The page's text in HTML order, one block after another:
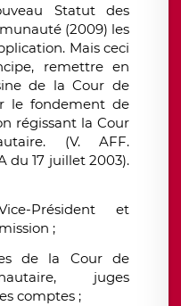
Statut des
(2009) les
Mais ceci
remettre en
de la Cour de
le fondement de
régissant la Cour
(V. AFF.
du 17 juillet 2003).
Président et
;
de la Cour de
juges
comptes ;